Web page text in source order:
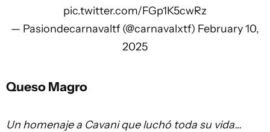
pic.twitter.com/FGp1K5cwRz
— Pasiondecarnavaltf (@carnavalxtf) February 10,
2025
Queso Magro
Un homenaje a Cavani que luchó toda su vida…